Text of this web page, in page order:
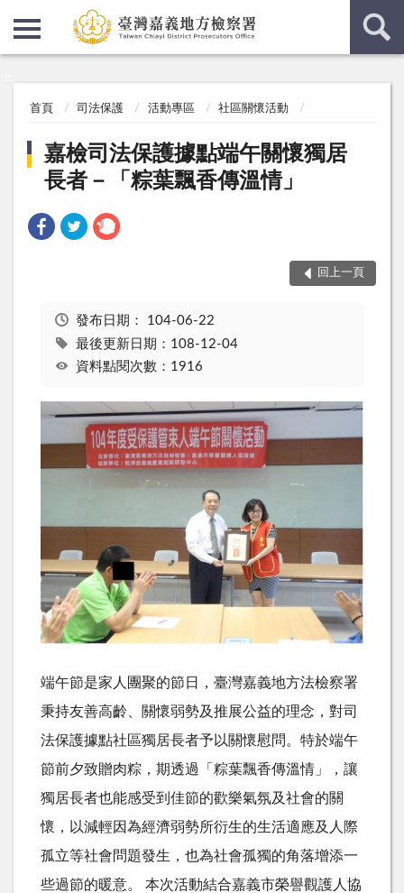
首頁 司法保護 活動專區 社區關懷活動
嘉檢司法保護據點端午關懷獨居
長者－「粽葉飄香傳溫情」
回上一頁
發布日期： 104-06-22
最後更新日期：108-12-04
資料點閱次數：1916
端午節是家人團聚的節日，臺灣嘉義地方法檢察署
秉持友善高齡、關懷弱勢及推展公益的理念，對司
法保護據點社區獨居長者予以關懷慰問。特於端午
節前夕致贈肉粽，期透過「粽葉飄香傳溫情」，讓
獨居長者也能感受到佳節的歡樂氣氛及社會的關
懷，以減輕因為經濟弱勢所衍生的生活適應及人際
孤立等社會問題發生，也為社會孤獨的角落增添一
些過節的暖意。 本次活動結合嘉義市榮譽觀護人協